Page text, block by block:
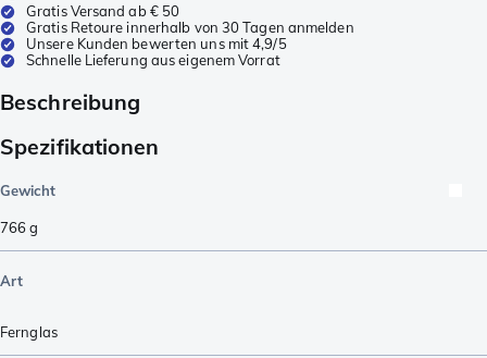
Gratis Versand ab € 50
Gratis Retoure innerhalb von 30 Tagen anmelden
Unsere Kunden bewerten uns mit 4,9/5
Schnelle Lieferung aus eigenem Vorrat
Beschreibung
Spezifikationen
Gewicht
766g
Art
Fernglas